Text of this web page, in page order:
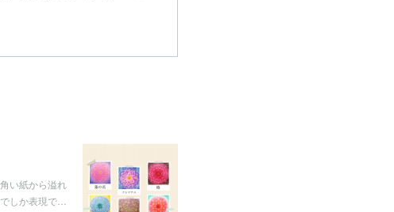
い紙から溢れ
しか表現で…